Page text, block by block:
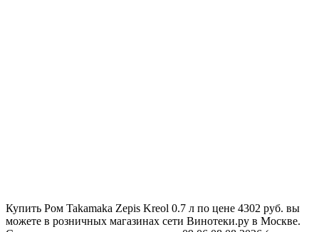
Купить Ром Takamaka Zepis Kreol 0.7 л по цене 4302 руб. вы
можете в розничных магазинах сети Винотеки.ру в Москве.